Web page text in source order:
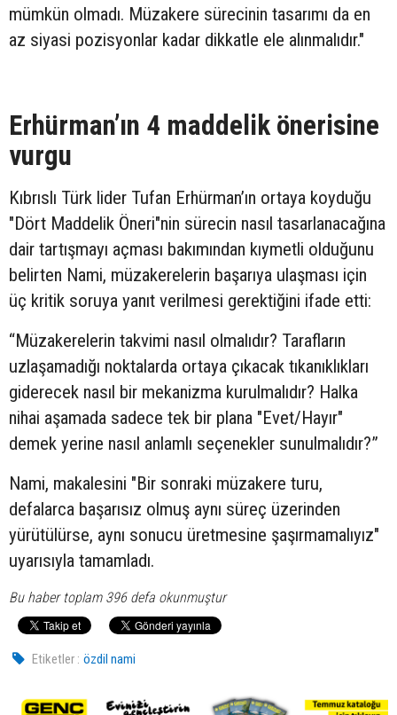
mümkün olmadı. Müzakere sürecinin tasarımı da en
az siyasi pozisyonlar kadar dikkatle ele alınmalıdır."
Erhürman’ın 4 maddelik önerisine
vurgu
Kıbrıslı Türk lider Tufan Erhürman’ın ortaya koyduğu
"Dört Maddelik Öneri"nin sürecin nasıl tasarlanacağına
dair tartışmayı açması bakımından kıymetli olduğunu
belirten Nami, müzakerelerin başarıya ulaşması için
üç kritik soruya yanıt verilmesi gerektiğini ifade etti:
“Müzakerelerin takvimi nasıl olmalıdır? Tarafların
uzlaşamadığı noktalarda ortaya çıkacak tıkanıklıkları
giderecek nasıl bir mekanizma kurulmalıdır? Halka
nihai aşamada sadece tek bir plana "Evet/Hayır"
demek yerine nasıl anlamlı seçenekler sunulmalıdır?”
Nami, makalesini "Bir sonraki müzakere turu,
defalarca başarısız olmuş aynı süreç üzerinden
yürütülürse, aynı sonucu üretmesine şaşırmamalıyız"
uyarısıyla tamamladı.
Bu haber toplam 396 defa okunmuştur
Etiketler : özdil nami